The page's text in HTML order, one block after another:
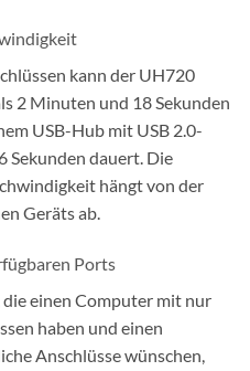
kann der UH720
2 Minuten und 18 Sekunden
USB-Hub mit USB 2.0-
Sekunden dauert. Die
hängt von der
Geräts ab.
Ports
einen Computer mit nur
haben und einen
Anschlüsse wünschen,